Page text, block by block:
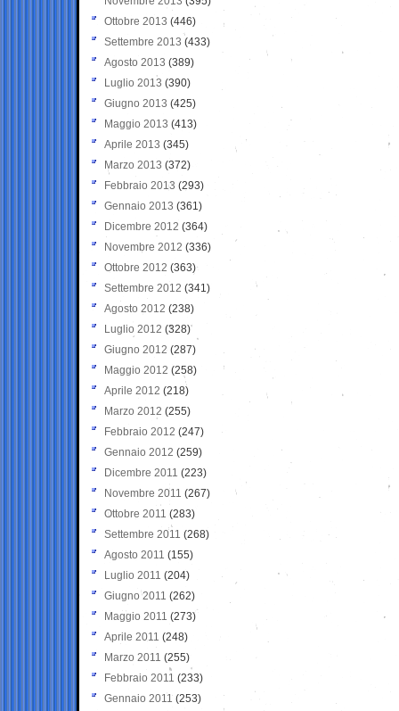
Ottobre 2013 (446)
Settembre 2013 (433)
Agosto 2013 (389)
Luglio 2013 (390)
Giugno 2013 (425)
Maggio 2013 (413)
Aprile 2013 (345)
Marzo 2013 (372)
Febbraio 2013 (293)
Gennaio 2013 (361)
Dicembre 2012 (364)
Novembre 2012 (336)
Ottobre 2012 (363)
Settembre 2012 (341)
Agosto 2012 (238)
Luglio 2012 (328)
Giugno 2012 (287)
Maggio 2012 (258)
Aprile 2012 (218)
Marzo 2012 (255)
Febbraio 2012 (247)
Gennaio 2012 (259)
Dicembre 2011 (223)
Novembre 2011 (267)
Ottobre 2011 (283)
Settembre 2011 (268)
Agosto 2011 (155)
Luglio 2011 (204)
Giugno 2011 (262)
Maggio 2011 (273)
Aprile 2011 (248)
Marzo 2011 (255)
Febbraio 2011 (233)
Gennaio 2011 (253)